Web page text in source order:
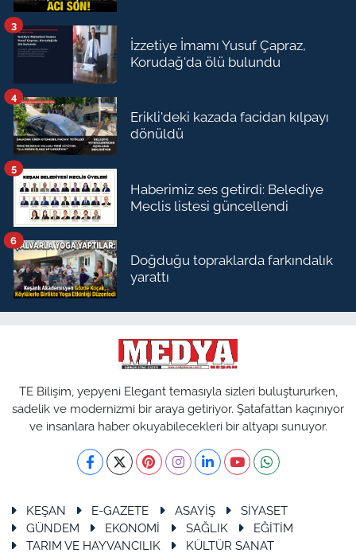
İzzetiye İmamı Yusuf Çapraz,
Korudağ'da ölü bulundu
3
Erikli'deki kazada facidan kılpayı
dönüldü
4
Haberimiz ses getirdi: Belediye
Meclis listesi güncellendi
5
Doğduğu topraklarda farkındalık
yarattı
6
TE Bilişim, yepyeni Elegant temasıyla sizleri buluştururken,
sadelik ve modernizmi bir araya getiriyor. Şatafattan kaçınıyor
ve insanlara haber okuyabilecekleri bir altyapı sunuyor.
KEŞAN E-GAZETE ASAYİŞ
SİYASET
GÜNDEM
EKONOMİ SAĞLIK
EĞİTİM
TARIM VE HAYVANCILIK
KÜLTÜR SANAT